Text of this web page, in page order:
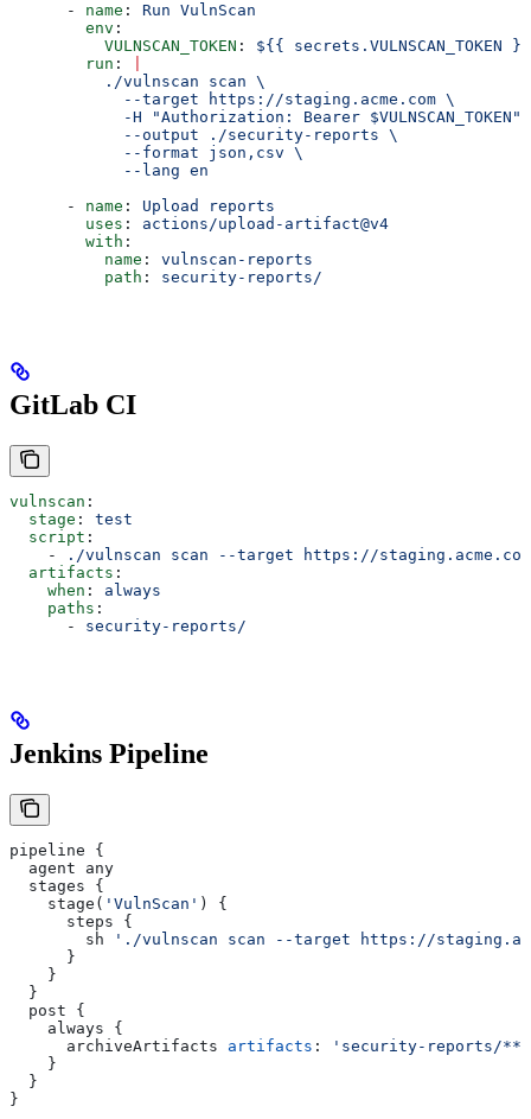
      -
name : Run VulnScan
        env
:
          VULNSCAN_TOKEN
: ${{ secrets.VULNSCAN_TOKEN }}
        run
:
          ./vulnscan scan \
            --target https://staging.acme.com \
-H "Authorization: Bearer $VULNSCAN_TOKEN"
            --output ./security-reports \
            --format json,csv \
            --lang en
      -
name : Upload reports
        uses
: actions/upload-artifact@v4
        with
:
          name
: vulnscan-reports
          path
: security-reports/
GitLab CI
vulnscan :
  stage
: test
  script
:
    -
./vulnscan scan --target https://
  artifacts
:
    when
: always
    paths
:
      -
security-reports/
Jenkins Pipeline
pipeline {
  agent any
  stages {
    stage(
'VulnScan' ) {
      steps {
        sh
'./vulnscan scan --target https://
      }
    }
  }
  post {
    always {
      archiveArtifacts
artifacts :
'security-reports/**'
    }
  }
}